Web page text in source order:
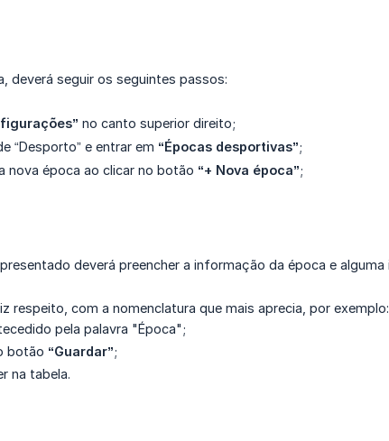
deverá seguir os seguintes passos:
no canto superior direito;
“Desporto” e entrar em “Épocas desportivas”;
nova época ao clicar no botão “+ Nova época”;
deverá preencher a informação da época e
respeito, com a nomenclatura que mais aprecia, por
pela palavra "Época";
botão “Guardar”;
na tabela.